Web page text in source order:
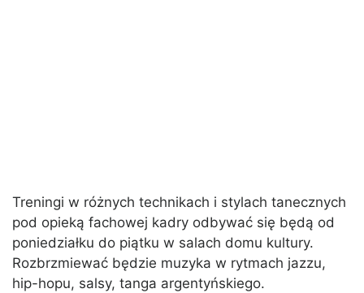
Treningi w różnych technikach i stylach tanecznych
pod opieką fachowej kadry odbywać się będą od
poniedziałku do piątku w salach domu kultury.
Rozbrzmiewać będzie muzyka w rytmach jazzu,
hip-hopu, salsy, tanga argentyńskiego.